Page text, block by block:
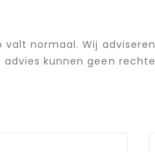
valt normaal. Wij
kunnen geen